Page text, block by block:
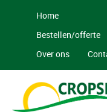
Home
Bestellen/offerte
Over ons